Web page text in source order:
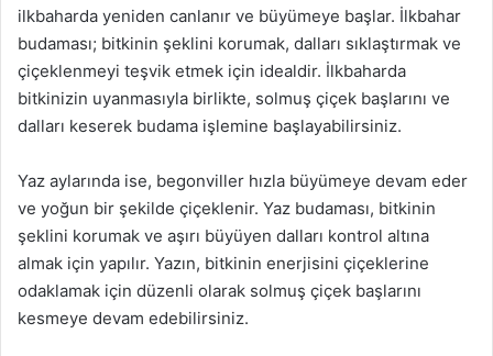
ilkbaharda yeniden canlanır ve büyümeye başlar. İlkbahar
budaması; bitkinin şeklini korumak, dalları sıklaştırmak ve
çiçeklenmeyi teşvik etmek için idealdir. İlkbaharda
bitkinizin uyanmasıyla birlikte, solmuş çiçek başlarını ve
dalları keserek budama işlemine başlayabilirsiniz.
Yaz aylarında ise, begonviller hızla büyümeye devam eder
ve yoğun bir şekilde çiçeklenir. Yaz budaması, bitkinin
şeklini korumak ve aşırı büyüyen dalları kontrol altına
almak için yapılır. Yazın, bitkinin enerjisini çiçeklerine
odaklamak için düzenli olarak solmuş çiçek başlarını
kesmeye devam edebilirsiniz.